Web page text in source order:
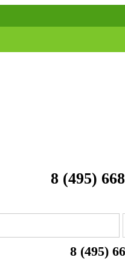
8 (495)
8 (495)